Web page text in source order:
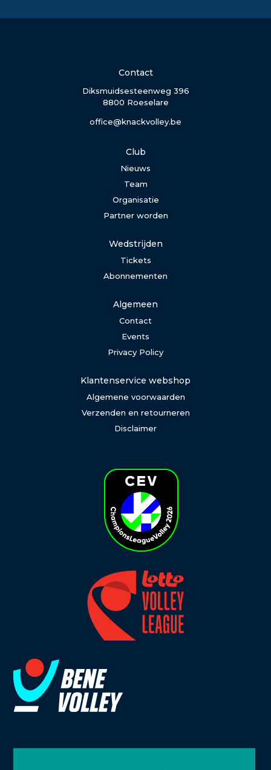
Contact
Diksmuidsesteenweg 396
8800 Roeselare
office@knackvolley.be
Club
Nieuws
Team
Organisatie
Partner worden
Wedstrijden
Tickets
Abonnementen
Algemeen
Contact
Events
Privacy Policy
Klantenservice webshop
Algemene voorwaarden
Verzenden en retourneren
Disclaimer